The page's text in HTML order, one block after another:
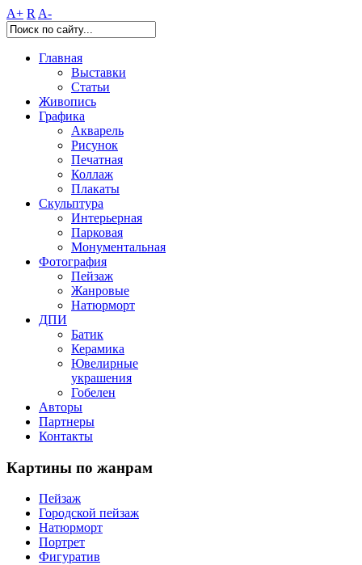
A+ R A-
Главная
Выставки
Статьи
Живопись
Графика
Акварель
Рисунок
Печатная
Коллаж
Плакаты
Скульптура
Интерьерная
Парковая
Монументальная
Фотография
Пейзаж
Жанровые
Натюрморт
ДПИ
Батик
Керамика
Ювелирные
украшения
Гобелен
Авторы
Партнеры
Контакты
Картины по жанрам
Пейзаж
Городской пейзаж
Натюрморт
Портрет
Фигуратив